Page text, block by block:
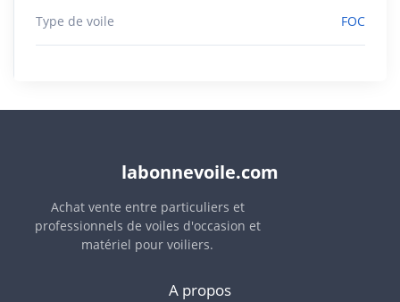
Type de voile FOC
labonnevoile.com
Achat vente entre particuliers et
professionnels de voiles d'occasion et
matériel pour voiliers.
A propos